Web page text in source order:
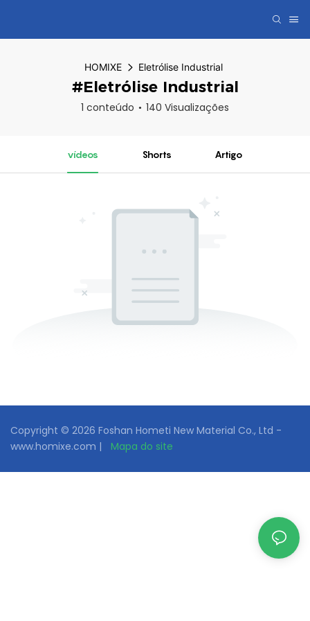
HOMIXE Eletrólise Industrial
#Eletrólise Industrial
1 conteúdo 140 Visualizações
vídeos Shorts Artigo
Copyright © 2026 Foshan Hometi New Material Co., Ltd -
www.homixe.com |
Mapa do site